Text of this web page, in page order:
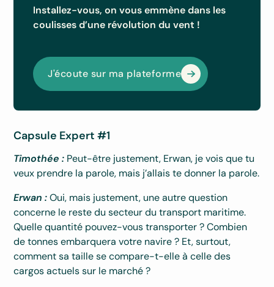
Installez-vous, on vous emmène dans les
coulisses d’une révolution du vent !
J'écoute sur ma plateforme
Capsule Expert #1
Timothée : Peut-être justement, Erwan, je vois que tu
veux prendre la parole, mais j’allais te donner la parole.
Erwan :Oui, mais justement, une autre question
concerne le reste du secteur du transport maritime.
Quelle quantité pouvez-vous transporter ? Combien
de tonnes embarquera votre navire ? Et, surtout,
comment sa taille se compare-t-elle à celle des
cargos actuels sur le marché ?